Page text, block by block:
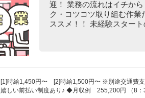
迎！ 業務の流れはイチか
ク・コツコツ取り組む作
ススメ！！ 未経験スター
[1]時給1,450円〜 [2]時給1,500円〜 ※別途交通費
嬉しい前払い制度あり♪ ◆月収例 255,200円 （8：